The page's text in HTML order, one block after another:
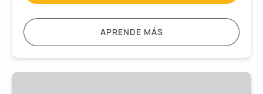
APRENDE MÁS
Excursión